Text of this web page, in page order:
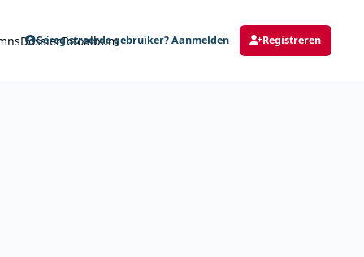
DossierFotoalbum
Geregistreerde gebruiker? Aanmelden Registreren